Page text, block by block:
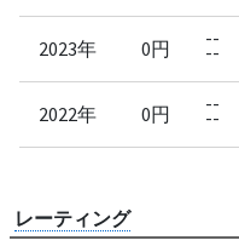
2023年 0円 --
--
2022年 0円 --
--
レーティング